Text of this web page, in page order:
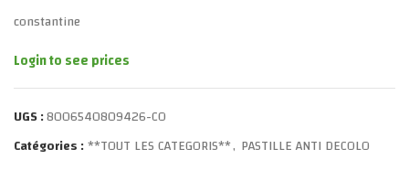
constantine
Login to see prices
UGS :8006540809426-CO
Catégories :**TOUT LES CATEGORIS**, PASTILLE ANTI DECOLO